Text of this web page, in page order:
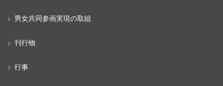
男女共同参画実現の取組
刊行物
行事